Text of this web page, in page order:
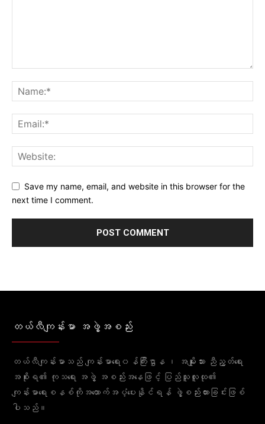
Save my name, email, and website in this browser for the
next time I comment.
တယ်လီကျန်းမာ အဖွဲ့အစည်း
တယ်လီကျန်းမာသည် ကျန်းမာရေး၀န်ကြီးဌာန ၊ အမျိုးသား ညီညွတ်ရေး
အစိုးရ၏ ကုသရေး အဖွဲ့ အစည်းအနေဖြင့် ပြည်သူလူထု၏
ကျန်းမာရေးစနစ်ကိုအထောက်အပံ့ပေးနိုင်ရန် ဖွဲ့စည်းထားခြင်းဖြစ်
ပါသည်။